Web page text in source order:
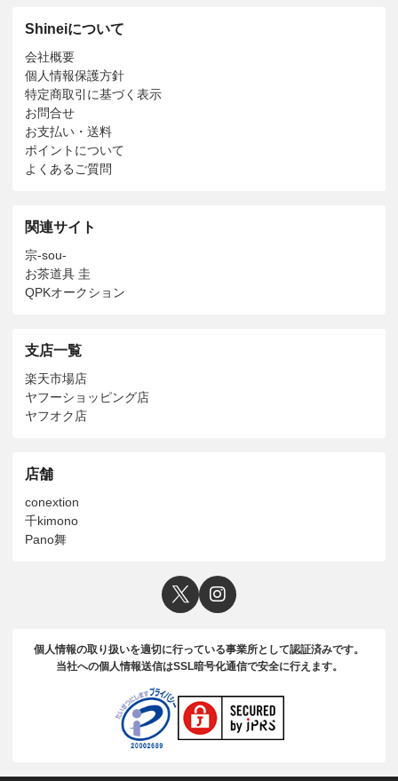
Shineiについて
会社概要
個人情報保護方針
特定商取引に基づく表示
お問合せ
お支払い・送料
ポイントについて
よくあるご質問
関連サイト
宗-sou-
お茶道具 圭
QPKオークション
支店一覧
楽天市場店
ヤフーショッピング店
ヤフオク店
店舗
conextion
千kimono
Pano舞
個人情報の取り扱いを適切に行っている事業所として認証済みです。
当社への個人情報送信はSSL暗号化通信で安全に行えます。